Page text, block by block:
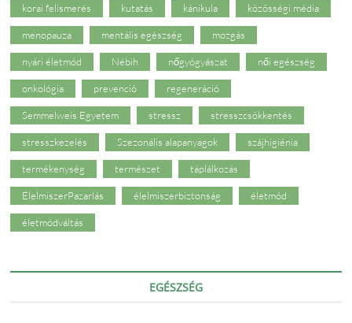
korai felismerés kutatás kánikula közösségi média
menopauza mentális egészség mozgás
nyári életmód Nébih nőgyógyászat női egészség
onkológia prevenció regeneráció
Semmelweis Egyetem stressz stresszcsökkentés
stresszkezelés Szezonális alapanyagok szájhigiénia
termékenység természet táplálkozás
ÉlelmiszerPazarlás élelmiszerbiztonság életmód
életmódváltás
EGÉSZSÉG